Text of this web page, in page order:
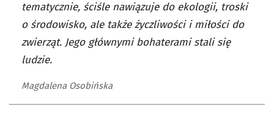
tematycznie, ściśle nawiązuje do ekologii, troski
o środowisko, ale także życzliwości i miłości do
zwierząt. Jego głównymi bohaterami stali się
ludzie.
Magdalena Osobińska